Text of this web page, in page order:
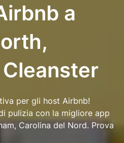
a
per gli host Airbnb!
pulizia con la migliore app
Carolina del Nord. Prova